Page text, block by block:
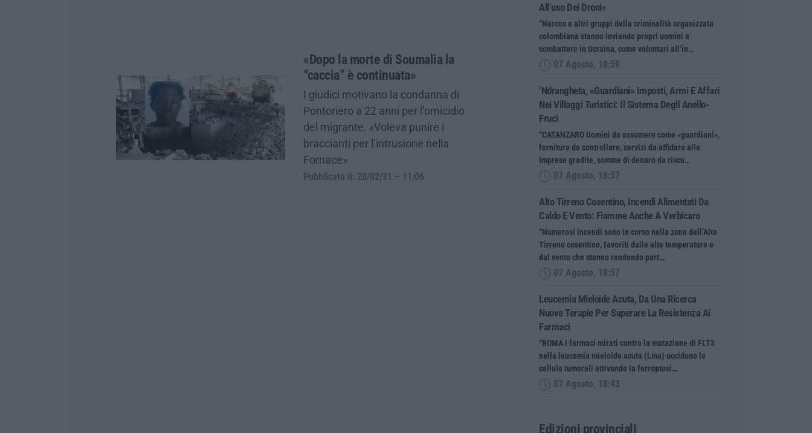
«Dopo la morte di Soumalia la
“caccia” è continuata»
I giudici motivano la condanna di
Pontoriero a 22 anni per l’omicidio
del migrante. «Voleva punire i
braccianti per l’intrusione nella
Fornace»
Pubblicato il: 20/02/21 – 11:06
All’uso Dei Droni»
“Narcos e altri gruppi della criminalità organizzata
colombiana stanno inviando propri uomini a
combattere in Ucraina, come volontari all’in…
07 Agosto, 18:59
’Ndrangheta, «guardiani» Imposti, Armi E Affari
Nei Villaggi Turistici: Il Sistema Degli Anello-
Fruci
“CATANZARO Uomini da assumere come «guardiani»,
forniture da controllare, servizi da affidare alle
imprese gradite, somme di denaro da riscu…
07 Agosto, 18:57
Alto Tirreno Cosentino, Incendi Alimentati Da
Caldo E Vento: Fiamme Anche A Verbicaro
“Numerosi incendi sono in corso nella zona dell’Alto
Tirreno cosentino, favoriti dalle alte temperature e
dal vento che stanno rendendo part…
07 Agosto, 18:57
Leucemia Mieloide Acuta, Da Una Ricerca
Nuove Terapie Per Superare La Resistenza Ai
Farmaci
“ROMA I farmaci mirati contro la mutazione di FLT3
nella leucemia mieloide acuta (Lma) uccidono le
cellule tumorali attivando la ferroptosi…
07 Agosto, 18:43
Edizioni provinciali